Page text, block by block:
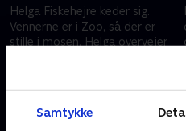
Samtykke
Helga Fiskehejre keder sig.
Vennerne er i Zoo, så der er
stille i mosen. Helga overvejer
mosen.
Andre så også